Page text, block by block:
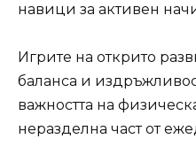
навици за активен
Игрите на открито
баланса и
важността на
неразделна част от